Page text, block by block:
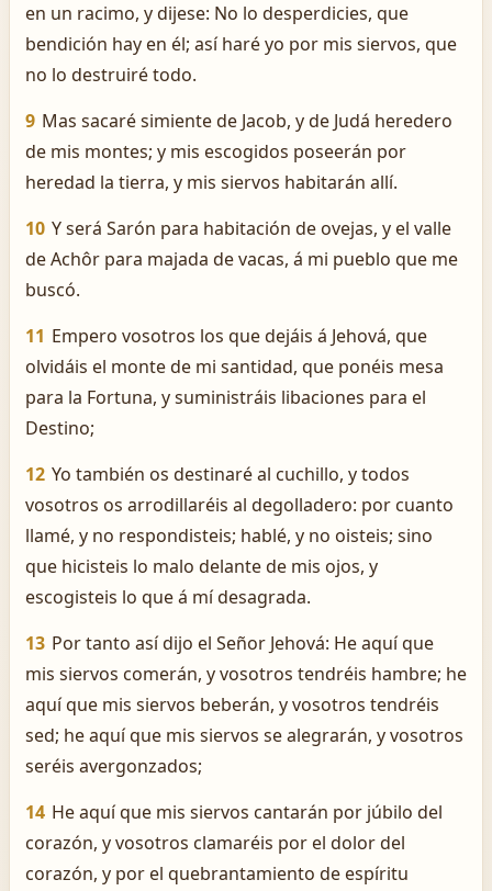
en un racimo, y dijese: No lo desperdicies, que
bendición hay en él; así haré yo por mis siervos, que
no lo destruiré todo.
9 Mas sacaré simiente de Jacob, y de Judá heredero
de mis montes; y mis escogidos poseerán por
heredad la tierra, y mis siervos habitarán allí.
10 Y será Sarón para habitación de ovejas, y el valle
de Achôr para majada de vacas, á mi pueblo que me
buscó.
11 Empero vosotros los que dejáis á Jehová, que
olvidáis el monte de mi santidad, que ponéis mesa
para la Fortuna, y suministráis libaciones para el
Destino;
12 Yo también os destinaré al cuchillo, y todos
vosotros os arrodillaréis al degolladero: por cuanto
llamé, y no respondisteis; hablé, y no oisteis; sino
que hicisteis lo malo delante de mis ojos, y
escogisteis lo que á mí desagrada.
13 Por tanto así dijo el Señor Jehová: He aquí que
mis siervos comerán, y vosotros tendréis hambre; he
aquí que mis siervos beberán, y vosotros tendréis
sed; he aquí que mis siervos se alegrarán, y vosotros
seréis avergonzados;
14 He aquí que mis siervos cantarán por júbilo del
corazón, y vosotros clamaréis por el dolor del
corazón, y por el quebrantamiento de espíritu